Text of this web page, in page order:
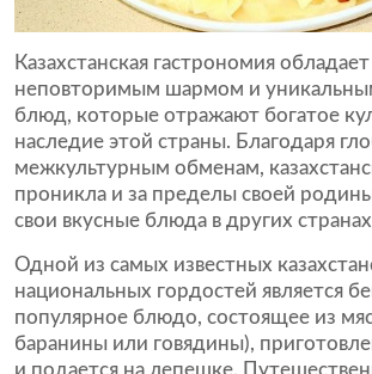
Казахстанская гастрономия
неповторимым шармом и
блюд, которые отражают богатое
наследие этой страны. Благодаря
межкультурным обменам,
проникла и за пределы своей
свои вкусные блюда в других
Одной из самых известных
национальных гордостей является
популярное блюдо, состоящее из
баранины или говядины),
и подается на лепешке.